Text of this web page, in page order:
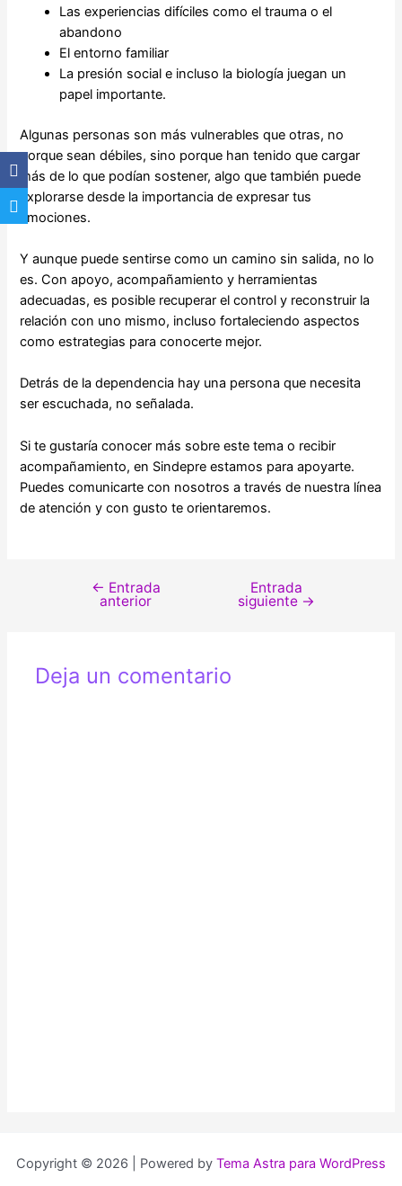
Las experiencias difíciles como el trauma o el
abandono
El entorno familiar
La presión social e incluso la biología juegan un
papel importante.
Algunas personas son más vulnerables que otras, no
porque sean débiles, sino porque han tenido que cargar
más de lo que podían sostener, algo que también puede
explorarse desde la importancia de expresar tus
emociones.
Y aunque puede sentirse como un camino sin salida, no lo
es. Con apoyo, acompañamiento y herramientas
adecuadas, es posible recuperar el control y reconstruir la
relación con uno mismo, incluso fortaleciendo aspectos
como estrategias para conocerte mejor.
Detrás de la dependencia hay una persona que necesita
ser escuchada, no señalada.
Si te gustaría conocer más sobre este tema o recibir
acompañamiento, en Sindepre estamos para apoyarte.
Puedes comunicarte con nosotros a través de nuestra línea
de atención y con gusto te orientaremos.
Navegación
← Entrada
anterior
Entrada
siguiente →
Deja un comentario
Copyright © 2026 | Powered by Tema Astra para WordPress